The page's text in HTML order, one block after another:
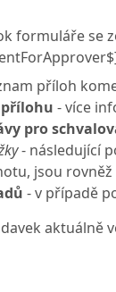
formuláře se
příloh
- více
pro
- následující
jsou
- v případě
aktuálně